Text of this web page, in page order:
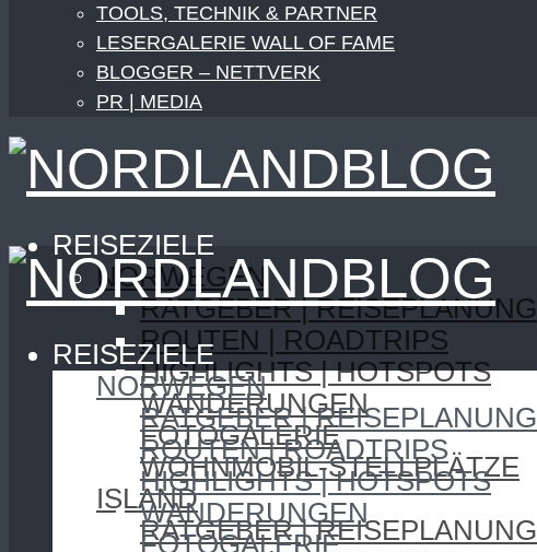
TOOLS, TECHNIK & PARTNER
LESERGALERIE WALL OF FAME
BLOGGER – NETTVERK
PR | MEDIA
REISEZIELE
NORWEGEN
RATGEBER | REISEPLANUNG
ROUTEN | ROADTRIPS
HIGHLIGHTS | HOTSPOTS
WANDERUNGEN
FOTOGALERIE
WOHNMOBIL-STELLPLÄTZE
ISLAND
RATGEBER | REISEPLANUNG
REISEZIELE
NORWEGEN
RATGEBER | REISEPLANUNG
ROUTEN | ROADTRIPS
HIGHLIGHTS | HOTSPOTS
WANDERUNGEN
FOTOGALERIE